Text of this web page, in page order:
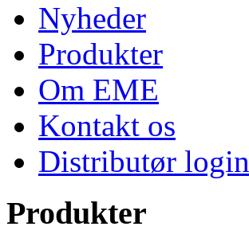
Nyheder
Produkter
Om EME
Kontakt os
Distributør login
Produkter